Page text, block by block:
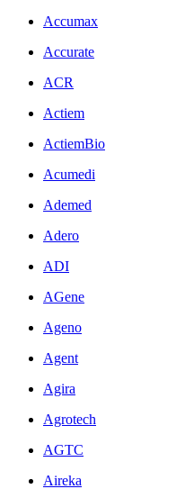
Accumax
Accurate
ACR
Actiem
ActiemBio
Acumedi
Ademed
Adero
ADI
AGene
Ageno
Agent
Agira
Agrotech
AGTC
Aireka